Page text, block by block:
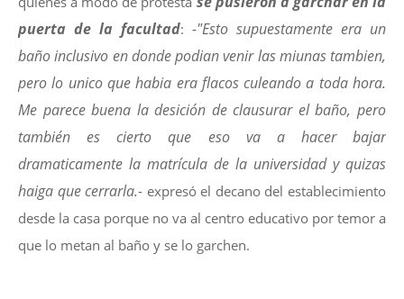
puerta de la facultad: -"Esto supuestamente era un
baño inclusivo en donde podian venir las miunas tambien,
pero lo unico que habia era flacos culeando a toda hora.
Me parece buena la desición de clausurar el baño, pero
también es cierto que eso va a hacer bajar
dramaticamente la matrícula de la universidad y quizas
haiga que cerrarla.- expresó el decano del establecimiento
desde la casa porque no va al centro educativo por temor a
que lo metan al baño y se lo garchen.